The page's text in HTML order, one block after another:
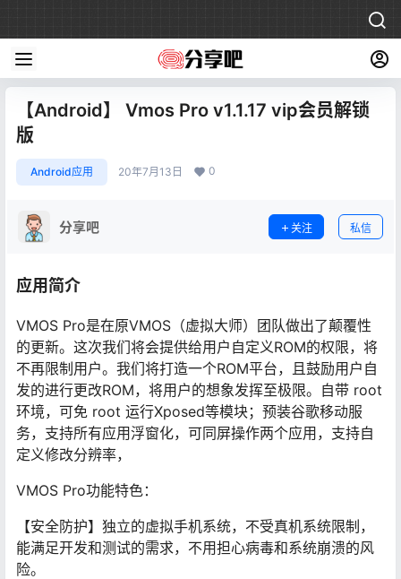
【Android】 Vmos Pro v1.1.17 vip会员解锁
版
Android应用 20年7月13日 0
分享吧 关注 私信
应用简介
VMOS Pro是在原VMOS（虚拟大师）团队做出了颠覆性
的更新。这次我们将会提供给用户自定义ROM的权限，将
不再限制用户。我们将打造一个ROM平台，且鼓励用户自
发的进行更改ROM，将用户的想象发挥至极限。自带 root
环境，可免 root 运行Xposed等模块；预装谷歌移动服
务，支持所有应用浮窗化，可同屏操作两个应用，支持自
定义修改分辨率，
VMOS Pro功能特色：
【安全防护】独立的虚拟手机系统，不受真机系统限制，
能满足开发和测试的需求，不用担心病毒和系统崩溃的风
险。